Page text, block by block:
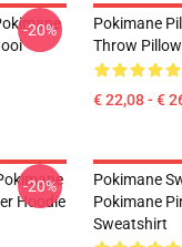
-20%
Pokimane
Throw
€ 22,08 - €
Hoodie
-20%
Pokimane
Pokimane
Sweatshirt